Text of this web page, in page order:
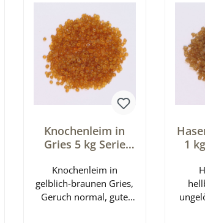
Knochenleim in
Gries 5 kg Serie
Knochenleim in
gelblich-braunen Gries,
Geruch normal, gute
1